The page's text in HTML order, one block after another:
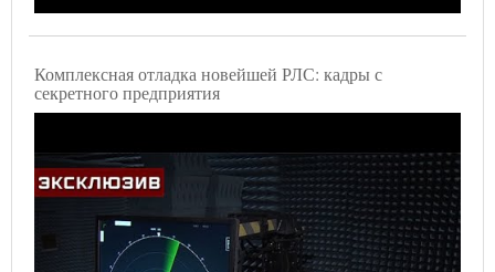
Комплексная отладка новейшей РЛС: кадры с
секретного предприятия